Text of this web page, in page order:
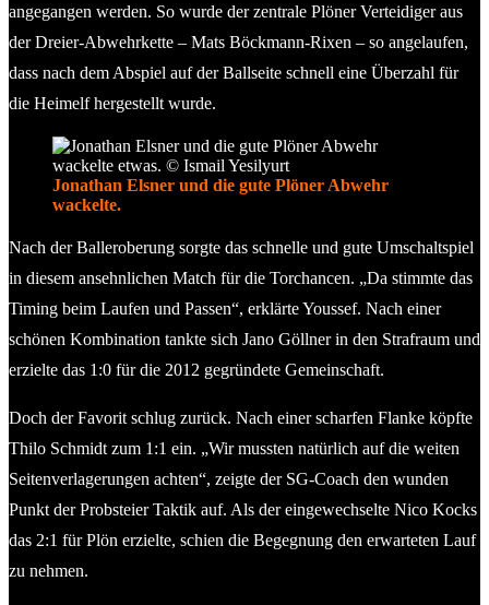
angegangen werden. So wurde der zentrale Plöner Verteidiger aus
der Dreier-Abwehrkette – Mats Böckmann-Rixen – so angelaufen,
dass nach dem Abspiel auf der Ballseite schnell eine Überzahl für
die Heimelf hergestellt wurde.
Jonathan Elsner und die gute Plöner Abwehr
wackelte.
Nach der Balleroberung sorgte das schnelle und gute Umschaltspiel
in diesem ansehnlichen Match für die Torchancen. „Da stimmte das
Timing beim Laufen und Passen“, erklärte Youssef. Nach einer
schönen Kombination tankte sich Jano Göllner in den Strafraum und
erzielte das 1:0 für die 2012 gegründete Gemeinschaft.
Doch der Favorit schlug zurück. Nach einer scharfen Flanke köpfte
Thilo Schmidt zum 1:1 ein. „Wir mussten natürlich auf die weiten
Seitenverlagerungen achten“, zeigte der SG-Coach den wunden
Punkt der Probsteier Taktik auf. Als der eingewechselte Nico Kocks
das 2:1 für Plön erzielte, schien die Begegnung den erwarteten Lauf
zu nehmen.